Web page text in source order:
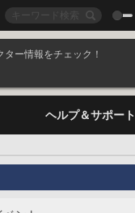
ター情報をチェック！
ヘルプ＆サポート